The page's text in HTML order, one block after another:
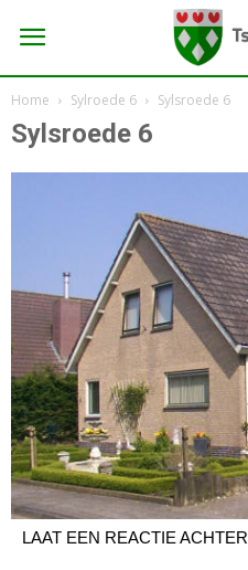
Home Sylroede 6 Sylsroede 6
Sylsroede 6
LAAT EEN REACTIE ACHTER